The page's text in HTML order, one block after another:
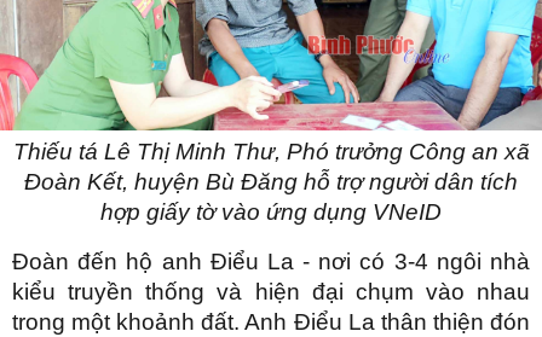
Thiếu tá Lê Thị Minh Thư, Phó trưởng Công an xã
Ðoàn Kết, huyện Bù Ðăng hỗ trợ người dân tích
hợp giấy tờ vào ứng dụng VNeID
Đoàn đến hộ anh Điểu La - nơi có 3-4 ngôi nhà
kiểu truyền thống và hiện đại chụm vào nhau
trong một khoảnh đất. Anh Điểu La thân thiện đón